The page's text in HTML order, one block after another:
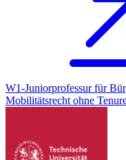
W1-Juniorprofessur für
Mobilitätsrecht ohne